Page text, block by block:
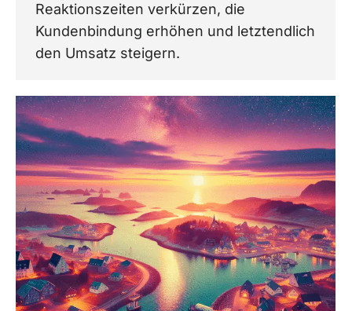
Reaktionszeiten verkürzen, die
Kundenbindung erhöhen und letztendlich
den Umsatz steigern.